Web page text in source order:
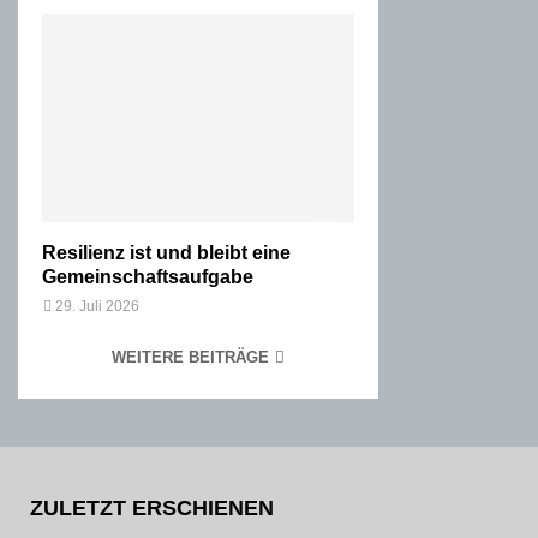
Resilienz ist und bleibt eine
Gemeinschaftsaufgabe
29. Juli 2026
WEITERE BEITRÄGE
ZULETZT ERSCHIENEN